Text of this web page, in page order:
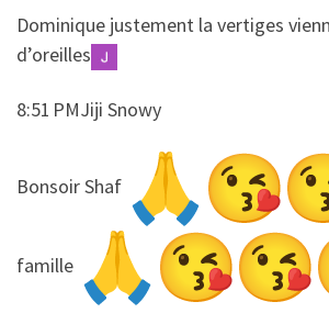
​​Dominique justement la vertiges
d’oreilles
8:51 PMJiji Snowy
​​Bonsoir Shaf
famille